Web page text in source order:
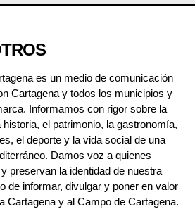
es un medio de comunicación
Cartagena y todos los municipios y
Informamos con rigor sobre la
el patrimonio, la gastronomía,
el deporte y la vida social de una
Damos voz a quienes
preservan la identidad de nuestra
de informar, divulgar y poner en valor
Cartagena y al Campo de Cartagena.